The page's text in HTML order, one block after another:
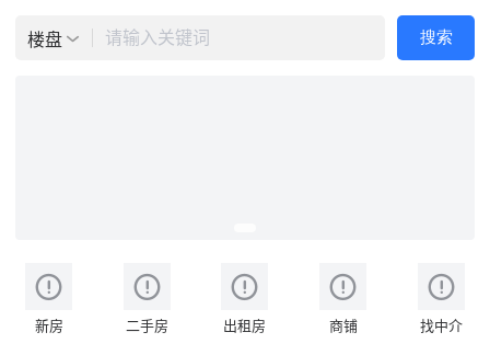
楼盘 请输入关键词 搜索
新房 二手房 出租房 商铺 找中介